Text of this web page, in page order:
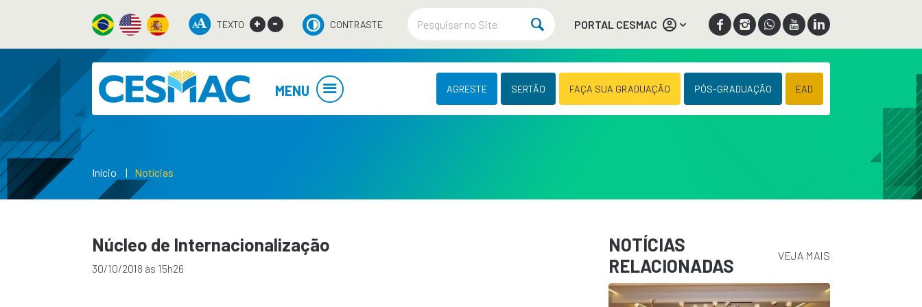
TEXTO + - CONTRASTE PORTAL CESMAC
MENU AGRESTE SERTÃO FAÇA SUA GRADUAÇÃO PÓS-GRADUAÇÃO EAD
Início Notícias
Núcleo de Internacionalização
30/10/2018 às 15h26
NOTÍCIAS
RELACIONADAS
VEJA MAIS